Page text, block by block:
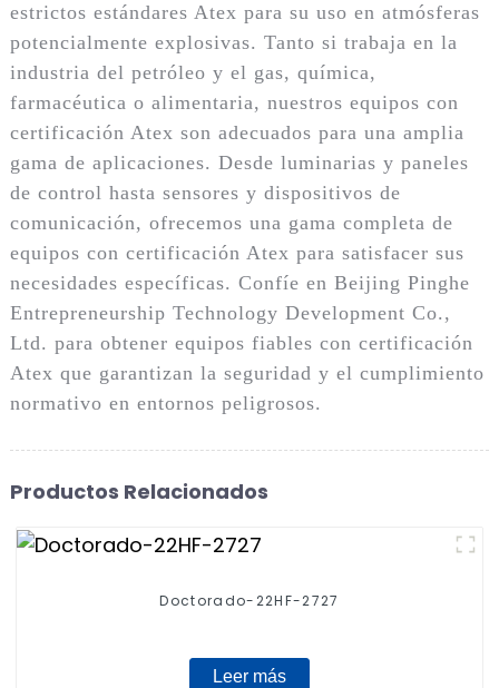
estrictos estándares Atex para su uso en atmósferas
potencialmente explosivas. Tanto si trabaja en la
industria del petróleo y el gas, química,
farmacéutica o alimentaria, nuestros equipos con
certificación Atex son adecuados para una amplia
gama de aplicaciones. Desde luminarias y paneles
de control hasta sensores y dispositivos de
comunicación, ofrecemos una gama completa de
equipos con certificación Atex para satisfacer sus
necesidades específicas. Confíe en Beijing Pinghe
Entrepreneurship Technology Development Co.,
Ltd. para obtener equipos fiables con certificación
Atex que garantizan la seguridad y el cumplimiento
normativo en entornos peligrosos.
Productos Relacionados
Doctorado-22HF-2727
Leer más